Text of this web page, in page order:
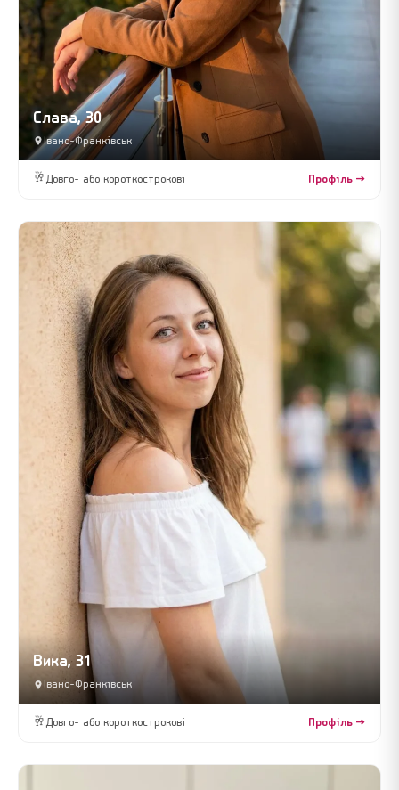
Слава, 30
Івано-Франківськ
🥂 Довго- або короткострокові Профіль →
Викa, 31
Івано-Франківськ
🥂 Довго- або короткострокові Профіль →